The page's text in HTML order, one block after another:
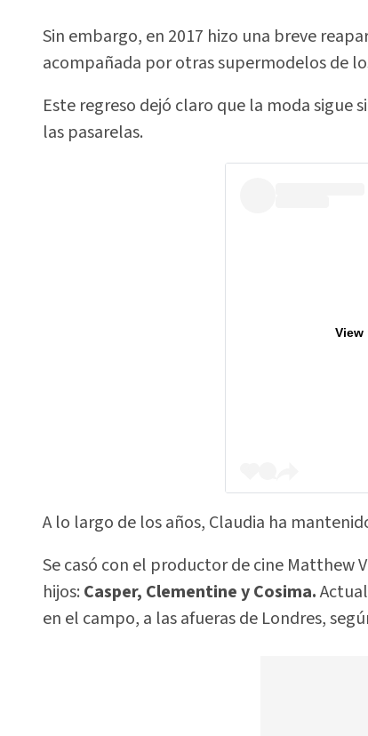
Sin embargo, en 2017 hizo una breve
acompañada por otras supermodelos de
Este regreso dejó claro que la moda sigue
las pasarelas.
View
A lo largo de los años, Claudia ha
Se casó con el productor de cine
hijos: Casper, Clementine y Cosima.
en el campo, a las afueras de Londres,